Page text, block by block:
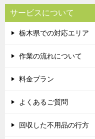
サービスについて
栃木県での対応エリア
作業の流れについて
料金プラン
よくあるご質問
回収した不用品の行方